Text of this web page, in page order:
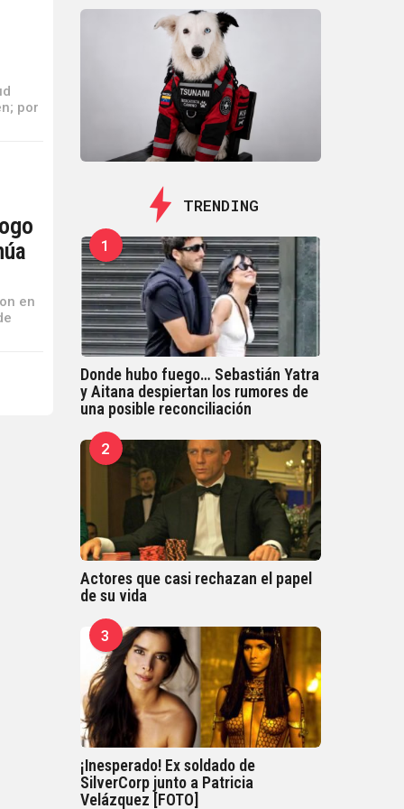
por
en
TRENDING
1
Donde hubo fuego… Sebastián Yatra
y Aitana despiertan los rumores de
una posible reconciliación
2
Actores que casi rechazan el papel
de su vida
3
¡Inesperado! Ex soldado de
SilverCorp junto a Patricia
Velázquez [FOTO]